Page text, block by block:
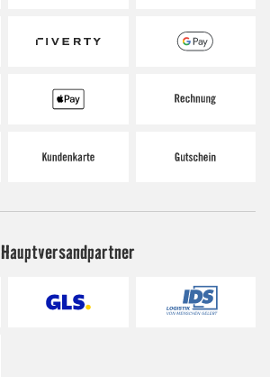
Hauptversandpartner